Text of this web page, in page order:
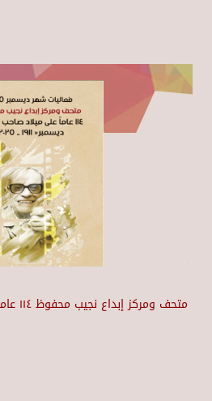
متحف ومركز إبداع نجيب محفوظ ١١٤ عاماً على ميلاد صاحب الثلاثية